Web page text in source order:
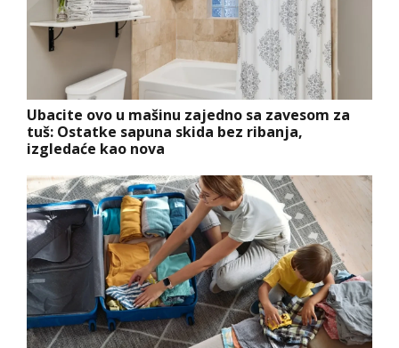
Ubacite ovo u mašinu zajedno sa zavesom za
tuš: Ostatke sapuna skida bez ribanja,
izgledaće kao nova